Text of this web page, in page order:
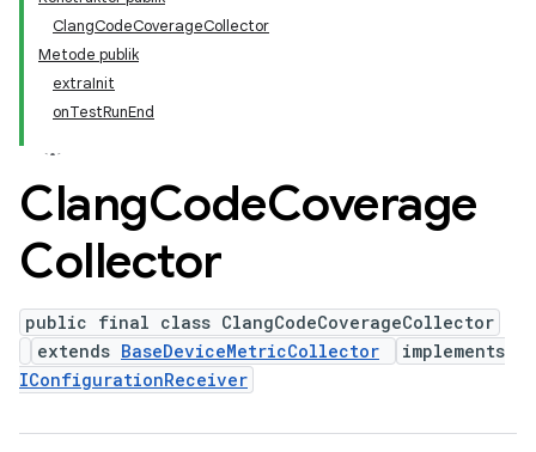
ClangCodeCoverageCollector
Metode publik
extraInit
onTestRunEnd
ClangCodeCoverage
Collector
public final class ClangCodeCoverageCollector
extends BaseDeviceMetricCollector
implements
IConfigurationReceiver